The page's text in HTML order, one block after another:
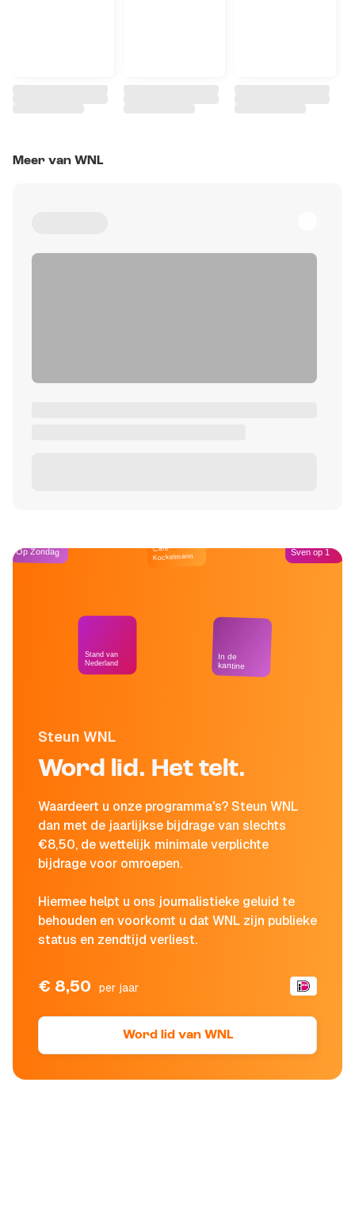
Meer van WNL
Steun WNL
Word lid. Het telt.
Waardeert u onze programma's? Steun WNL
dan met de jaarlijkse bijdrage van slechts
€8,50, de wettelijk minimale verplichte
bijdrage voor omroepen.
Hiermee helpt u ons journalistieke geluid te
behouden en voorkomt u dat WNL zijn publieke
status en zendtijd verliest.
€ 8,50 per jaar
Word lid van WNL
Op Zondag
Stand van
Nederland
Café
Kockelmann
In de
kantine
Sven op 1